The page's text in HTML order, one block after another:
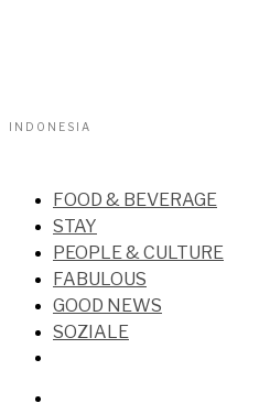
INDONESIA
FOOD & BEVERAGE
STAY
PEOPLE & CULTURE
FABULOUS
GOOD NEWS
SOZIALE